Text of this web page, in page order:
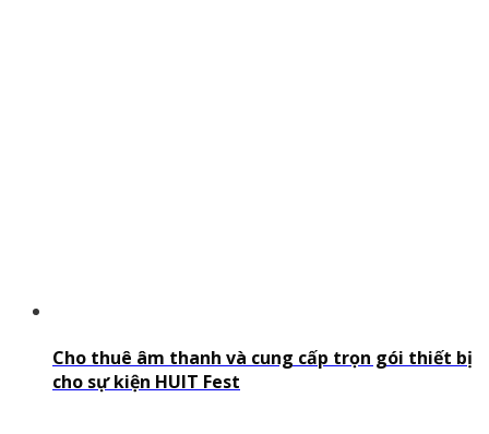
Cho thuê âm thanh và cung cấp trọn gói thiết bị
cho sự kiện HUIT Fest